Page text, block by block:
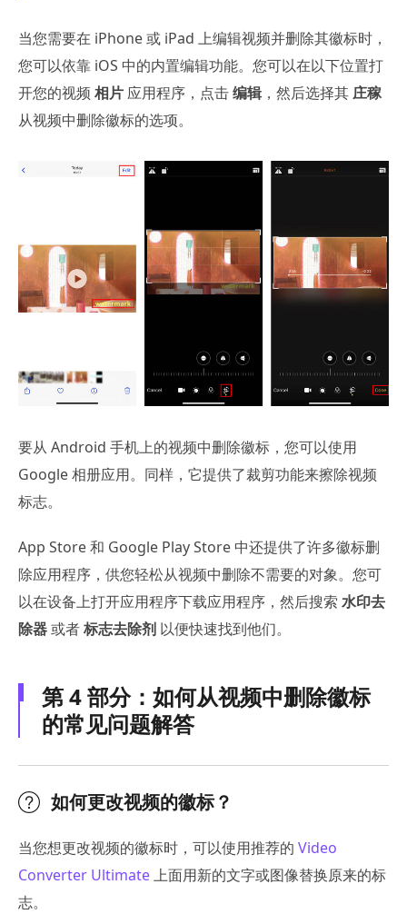
当您需要在 iPhone 或 iPad 上编辑视频并删除其徽标时，
您可以依靠 iOS 中的内置编辑功能。您可以在以下位置打
开您的视频 相片 应用程序，点击编辑，然后选择其庄稼
从视频中删除徽标的选项。
要从 Android 手机上的视频中删除徽标，您可以使用
Google 相册应用。同样，它提供了裁剪功能来擦除视频
标志。
App Store 和 Google Play Store 中还提供了许多徽标删
除应用程序，供您轻松从视频中删除不需要的对象。您可
以在设备上打开应用程序下载应用程序，然后搜索 水印去
除器或者标志去除剂 以便快速找到他们。
第 4 部分：如何从视频中删除徽标
的常见问题解答
如何更改视频的徽标？
当您想更改视频的徽标时，可以使用推荐的 Video
Converter Ultimate上面用新的文字或图像替换原来的标
志。